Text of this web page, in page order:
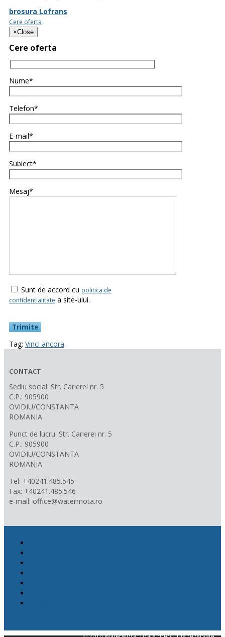
brosura Lofrans
Cere oferta
×Close
Cere oferta
Nume*
Telefon*
E-mail*
Subiect*
Mesaj*
Sunt de accord cu politica de
confidentialitate a site-ului.
Tag: Vinci ancora.
CONTACT
Sediu social: Str. Carierei nr. 5
C.P.: 905900
OVIDIU/CONSTANTA
ROMANIA
Punct de lucru: Str. Carierei nr. 5
C.P.: 905900
OVIDIU/CONSTANTA
ROMANIA
Tel: +40241.485.545
Fax: +40241.485.546
e-mail: office@watermota.ro